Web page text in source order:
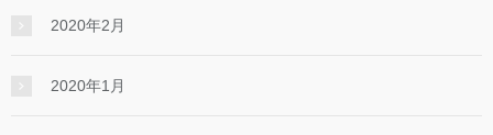
2020年2月
2020年1月